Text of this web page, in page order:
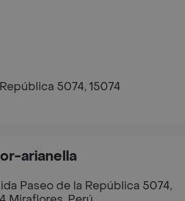
5074, 15074
arianella
Paseo de la República 5074,